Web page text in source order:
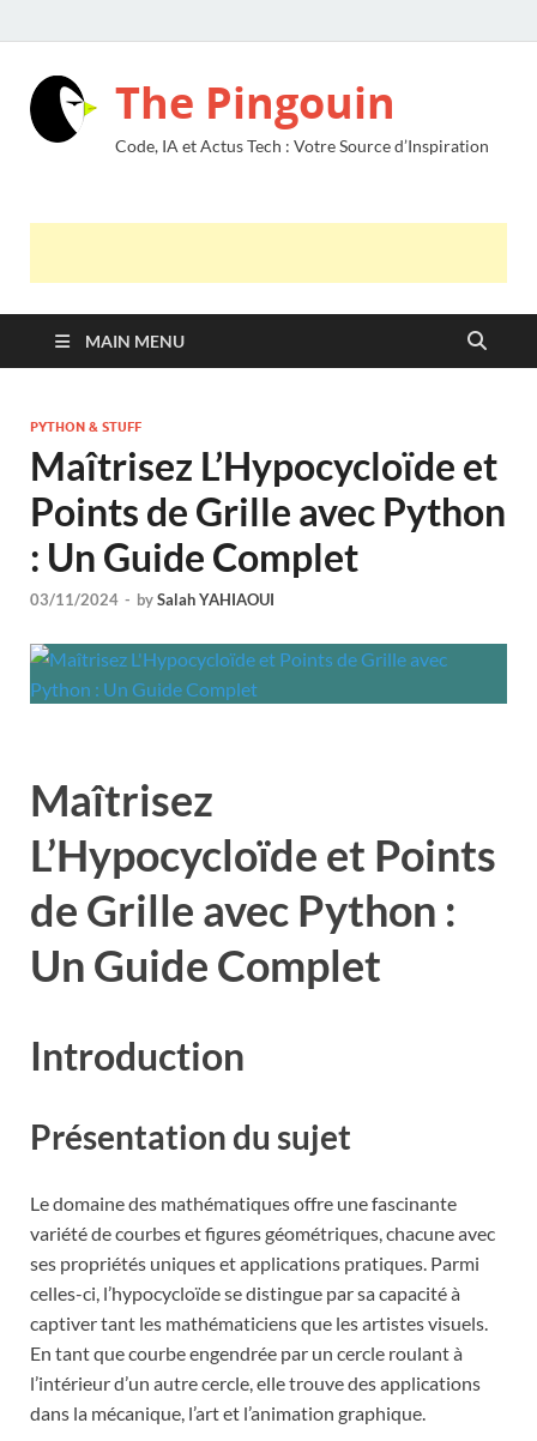
The Pingouin
Code, IA et Actus Tech : Votre Source d’Inspiration
MAIN MENU
PYTHON & STUFF
Maîtrisez L’Hypocycloïde et
Points de Grille avec Python
: Un Guide Complet
03/11/2024 - bySalah YAHIAOUI
Maîtrisez
L’Hypocycloïde et Points
de Grille avec Python :
Un Guide Complet
Introduction
Présentation du sujet
Le domaine des mathématiques offre une fascinante
variété de courbes et figures géométriques, chacune avec
ses propriétés uniques et applications pratiques. Parmi
celles-ci, l’hypocycloïde se distingue par sa capacité à
captiver tant les mathématiciens que les artistes visuels.
En tant que courbe engendrée par un cercle roulant à
l’intérieur d’un autre cercle, elle trouve des applications
dans la mécanique, l’art et l’animation graphique.